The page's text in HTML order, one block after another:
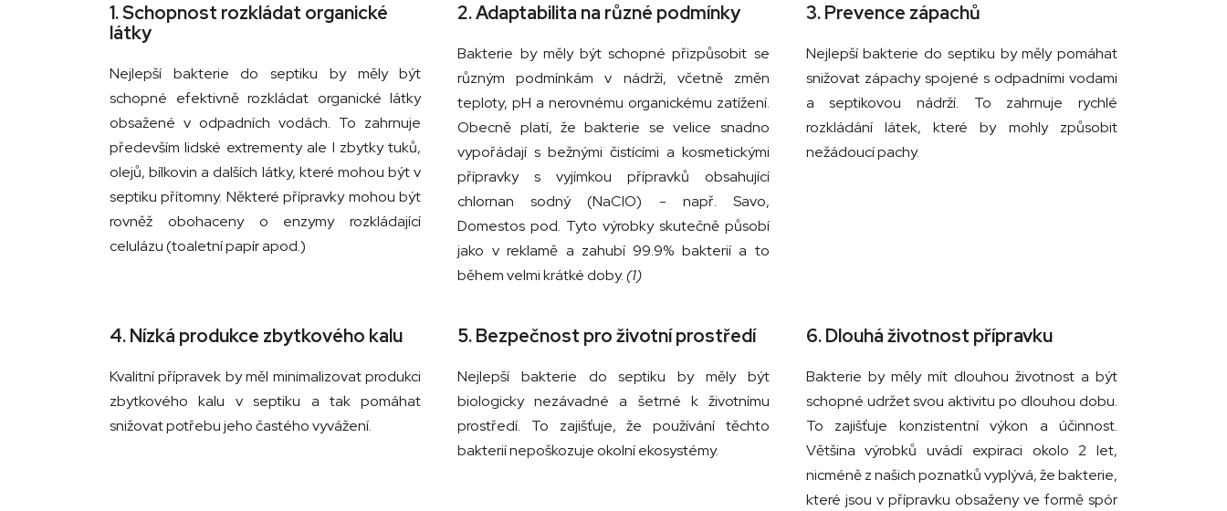
1. Schopnost rozkládat organické
látky
Nejlepší bakterie do septiku by měly být
schopné efektivně rozkládat organické látky
obsažené v odpadních vodách. To zahrnuje
především lidské extrementy ale I zbytky tuků,
olejů, bílkovin a dalších látky, které mohou být v
septiku přítomny. Některé přípravky mohou být
rovněž obohaceny o enzymy rozkládající
celulázu (toaletní papír apod.)
2. Adaptabilita na různé podmínky
Bakterie by měly být schopné přizpůsobit se
různým podmínkám v nádrží, včetně změn
teploty, pH a nerovnému organickému zatížení.
Obecně platí, že bakterie se velice snadno
vypořádají s bežnými čistícími a kosmetickými
přípravky s vyjímkou přípravků obsahující
chlornan sodný (NaClO) - např. Savo,
Domestos pod. Tyto výrobky skutečně působí
jako v reklamě a zahubí 99.9% bakterií a to
během velmi krátké doby.(1)
3. Prevence zápachů
Nejlepší bakterie do septiku by měly pomáhat
snižovat zápachy spojené s odpadními vodami
a septikovou nádrží. To zahrnuje rychlé
rozkládání látek, které by mohly způsobit
nežádoucí pachy.
4. Nízká produkce zbytkového kalu
Kvalitní přípravek by měl minimalizovat produkci
zbytkového kalu v septiku a tak pomáhat
snižovat potřebu jeho častého vyvážení.
5. Bezpečnost pro životní prostředí
Nejlepší bakterie do septiku by měly být
biologicky nezávadné a šetrné k životnímu
prostředí. To zajišťuje, že používání těchto
bakterií nepoškozuje okolní ekosystémy.
6. Dlouhá životnost přípravku
Bakterie by měly mít dlouhou životnost a být
schopné udržet svou aktivitu po dlouhou dobu.
To zajišťuje konzistentní výkon a účinnost.
Většina výrobků uvádí expiraci okolo 2 let,
nicméně z našich poznatků vyplývá, že bakterie,
které jsou v přípravku obsaženy ve formě spór